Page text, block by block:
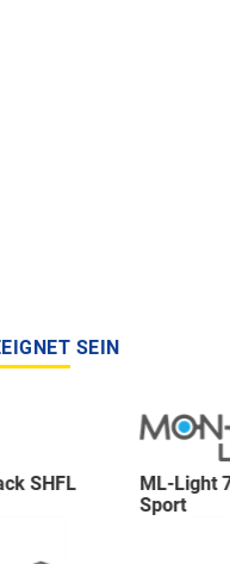
SEIN
SHFL
ML-Light
Sport